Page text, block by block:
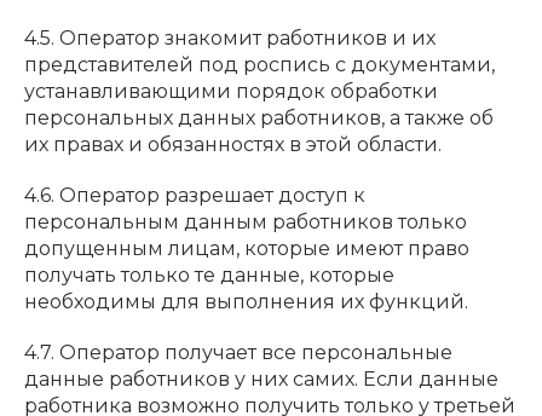
4.5. Оператор знакомит работников и их
представителей под роспись с документами,
устанавливающими порядок обработки
персональных данных работников, а также об
их правах и обязанностях в этой области.
4.6. Оператор разрешает доступ к
персональным данным работников только
допущенным лицам, которые имеют право
получать только те данные, которые
необходимы для выполнения их функций.
4.7. Оператор получает все персональные
данные работников у них самих. Если данные
работника возможно получить только у третьей